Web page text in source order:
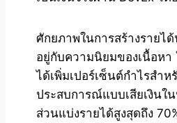
ศักยภาพในการสร้างรายไ
อยู่กับความนิยมของเนื้อหา
ได้เพิ่มเปอร์เซ็นต์กำไรสำห
ประสบการณ์แบบเสียเงินใ
ส่วนแบ่งรายได้สูงสุดถึง